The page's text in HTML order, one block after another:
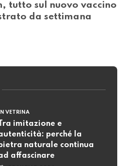
tutto sul nuovo vaccino
da settimana
IN VETRINA
Tra imitazione e
perché la
naturale continua
affascinare